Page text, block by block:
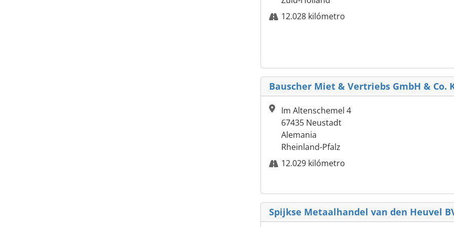
12.028 kilómetro
Bauscher Miet & Vertriebs GmbH & Co.
Im Altenschemel 4
67435 Neustadt
Alemania
Rheinland-Pfalz
12.029 kilómetro
Spijkse Metaalhandel van den Heuvel